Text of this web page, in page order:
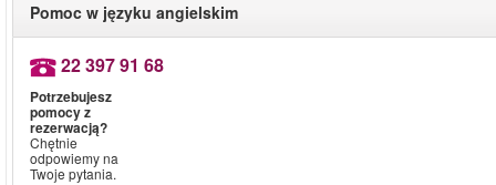
Pomoc w języku angielskim
22 397 91 68
Potrzebujesz
pomocy z
rezerwacją?
Chętnie
odpowiemy na
Twoje pytania.